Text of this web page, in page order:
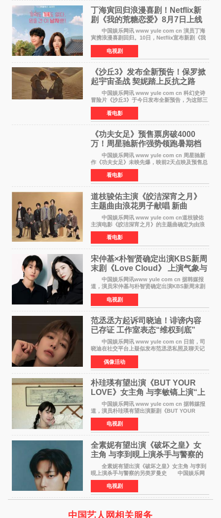
丁海寅回归浪漫喜剧！Netflix新
剧《我的荒糖恋爱》8月7日上线
中国娱乐网讯 www yule com cn 演员丁海
寅携浪漫喜剧回归。10日，Netflix宣布新剧《我
的荒糖恋爱》将于下月7日上线。 《我的荒糖
恋爱》是一部浪漫喜剧，讲述患上失忆症的检察
官高恩彩与
电视剧
《沙丘3》发布全新预告！保罗掀
起宇宙圣战 契妮踏上反抗之路
中国娱乐网讯 www yule com cn 科幻史诗
冒险片《沙丘3》于今日发布全新预告，为这部三
部曲最终章揭开神秘面纱。预告中展现了17年过
去后，保罗·厄崔迪以穆阿迪布之名登基称帝，发
动了一场
看电影
《功夫女足》预售票房破4000
万！周星驰新作强势领跑暑期档
中国娱乐网讯 www yule com cn 周星驰新
作《功夫女足》未映先爆，映前2天点映及预售总
票房已突破4000万大关，成为暑期档最受期待的
电影之一。这部融合功夫元素与足球题材的喜剧
电影，将于7月
看电影
道枝骏佑主演《皎洁深宵之月》
主题曲由浪花男子献唱 新曲
《Moonlit》预告公开
中国娱乐网讯 www yule com cn道枝骏佑
主演电影《皎洁深宵之月》的主题曲确定为由浪
花男子演唱的新曲《Moonlit》。使用该乐曲的最
新预告片也已制作完成。 本片讲述的是市村
琥珀（道枝骏佑
看电影
宋仲基×朴智贤确定出演KBS新周
末剧《Love Cloud》 上演气象与
诅咒交织的奇幻爱情
中国娱乐网讯www yule com cn 据韩媒报
道，演员宋仲基与朴智贤确定出演KBS新周末剧
《Love Cloud》，分别担任男女主角。该剧预计
将于明年播出，引发观众期待。 《Love
Cloud》讲述了一位
电视剧
范丞丞方起诉司晓迪！诽谤内容
已存证 工作室表态“维权到底”
中国娱乐网讯 www yule com cn 日前，司
晓迪在社交平台上疑似发布范丞丞私照及聊天记
录等内容，引发网络热议。大量网友对此展开讨
论，相关话题迅速登上热搜。 刚刚，范丞丞
对接号@到范
偶像活动
朴珪瑛有望出演《BUT YOUR
LOVE》女主角 与李敏镐上演“上
司竟是虚拟偶像”罗曼史
中国娱乐网讯 www yule com cn 据韩媒报
道，演员朴珪瑛有望出演新剧《BUT YOUR
LOVE》女主角，与李敏镐合作，引发关注。
朴珪瑛在剧中饰演游戏公司代理卓素娜一角。她
在忍受艰辛职场生
电视剧
全素妮有望出演《破坏之皇》女
主角 与李到晛上演杀手与警察的
另类罗曼史
全素妮有望出演《破坏之皇》女主角 与李到
晛上演杀手与警察的另类罗曼史 中国娱乐网
讯 www yule com cn 据韩媒报道，演员全素妮
有望出演新剧《破坏之皇》女主角，与李到晛合
作，引发关
电视剧
中国艺人网相关服务